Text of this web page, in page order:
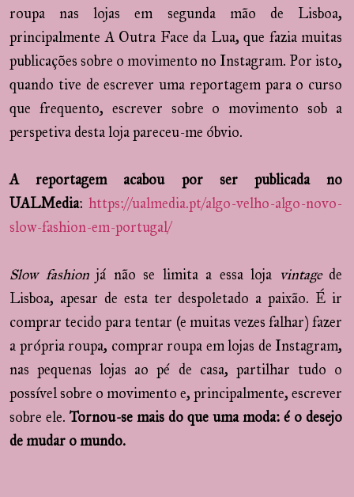
roupa nas lojas em segunda mão de Lisboa,
principalmente A Outra Face da Lua, que fazia muitas
publicações sobre o movimento no Instagram. Por isto,
quando tive de escrever uma reportagem para o curso
que frequento, escrever sobre o movimento sob a
perspetiva desta loja pareceu-me óbvio.
A reportagem acabou por ser publicada no
UALMedia: https://ualmedia.pt/algo-velho-algo-novo-
slow-fashion-em-portugal/
Slow fashionjá não se limita a essa loja vintagede
Lisboa, apesar de esta ter despoletado a paixão. É ir
comprar tecido para tentar (e muitas vezes falhar) fazer
a própria roupa, comprar roupa em lojas de Instagram,
nas pequenas lojas ao pé de casa, partilhar tudo o
possível sobre o movimento e, principalmente, escrever
sobre ele. Tornou-se mais do que uma moda: é o desejo
de mudar o mundo.